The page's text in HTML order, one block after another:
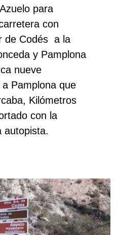
para
con
de Codés a la
y Pamplona
nueve
Pamplona que
Kilómetros
con la
autopista.